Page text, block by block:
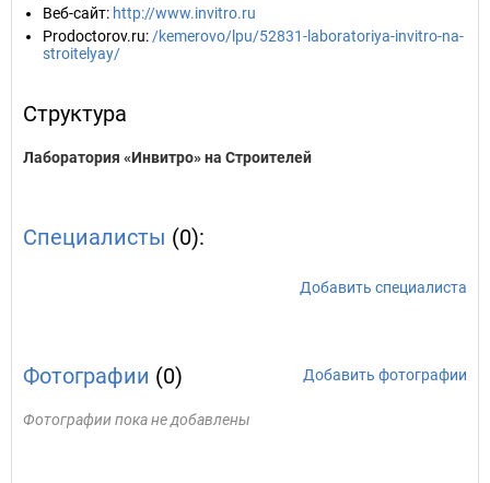
Веб-сайт: http://www.invitro.ru
Prodoctorov.ru: /kemerovo/lpu/52831-laboratoriya-invitro-na-
stroitelyay/
Структура
Лаборатория «Инвитро» на Строителей
Специалисты (0):
Добавить специалиста
Фотографии (0) Добавить фотографии
Фотографии пока не добавлены